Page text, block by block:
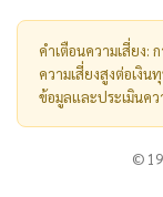
คำเตือนความเสี่ยง:
ความเสี่ยงสูงต่อเงิน
ข้อมูลและประเมินค
©